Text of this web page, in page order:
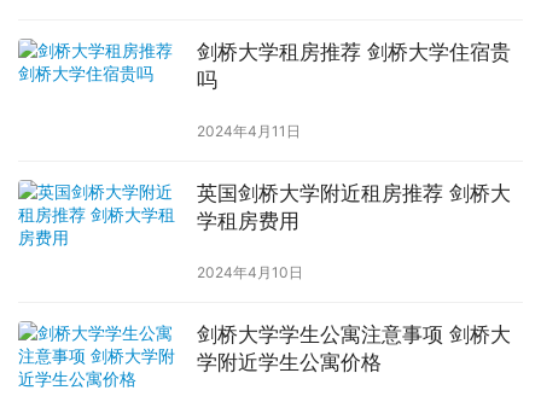
剑桥大学租房推荐 剑桥大学住宿贵
吗
2024年4月11日
英国剑桥大学附近租房推荐 剑桥大
学租房费用
2024年4月10日
剑桥大学学生公寓注意事项 剑桥大
学附近学生公寓价格